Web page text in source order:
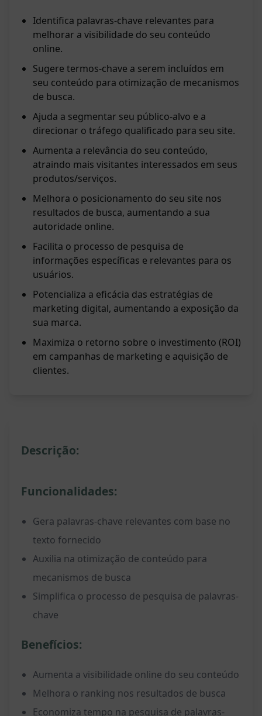
Identifica palavras-chave relevantes para
melhorar a visibilidade do seu conteúdo
online.
Sugere termos-chave a serem incluídos em
seu conteúdo para otimização de mecanismos
de busca.
Ajuda a segmentar seu público-alvo e a
direcionar o tráfego qualificado para seu site.
Aumenta a relevância do seu conteúdo,
atraindo mais visitantes interessados em seus
produtos/serviços.
Melhora o posicionamento do seu site nos
resultados de busca, aumentando a sua
autoridade online.
Facilita o processo de pesquisa de
informações específicas e relevantes para os
usuários.
Potencializa a eficácia das estratégias de
marketing digital, aumentando a exposição da
sua marca.
Maximiza o retorno sobre o investimento (ROI)
em campanhas de marketing e aquisição de
clientes.
Descrição:
Funcionalidades:
Gera palavras-chave relevantes com base no
texto fornecido
Auxilia na otimização de conteúdo para
mecanismos de busca
Simplifica o processo de pesquisa de palavras-
chave
Benefícios:
Aumenta a visibilidade online do seu conteúdo
Melhora o ranking nos resultados de busca
Economiza tempo na pesquisa de palavras-